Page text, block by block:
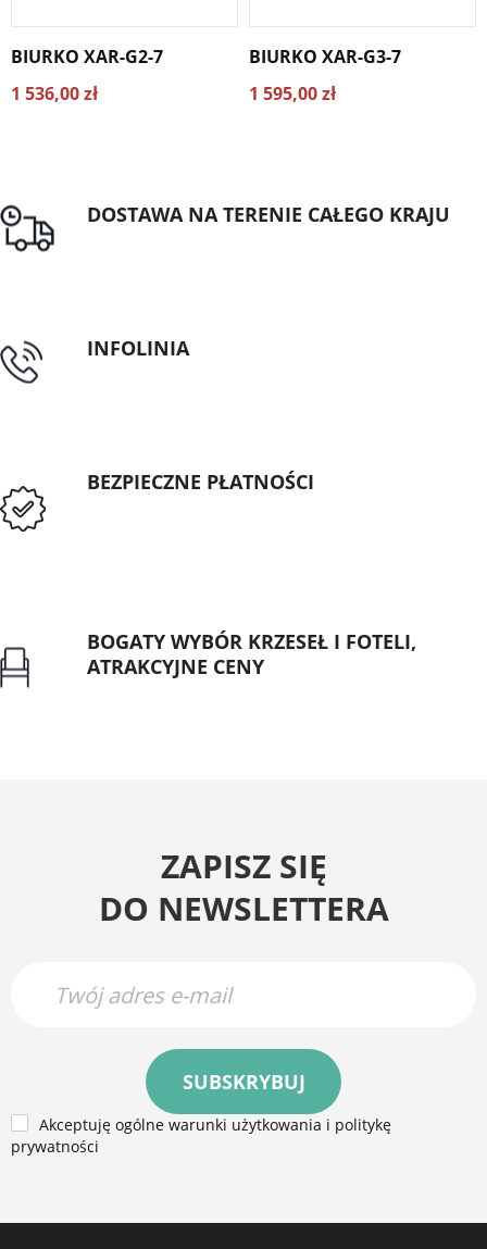
BIURKO XAR-G2-7
1 536,00 zł
BIURKO XAR-G3-7
1 595,00 zł
DOSTAWA NA TERENIE CAŁEGO KRAJU
INFOLINIA
BEZPIECZNE PŁATNOŚCI
BOGATY WYBÓR KRZESEŁ I FOTELI,
ATRAKCYJNE CENY
ZAPISZ SIĘ
DO NEWSLETTERA
SUBSKRYBUJ
Akceptuję ogólne warunki użytkowania i politykę
prywatności